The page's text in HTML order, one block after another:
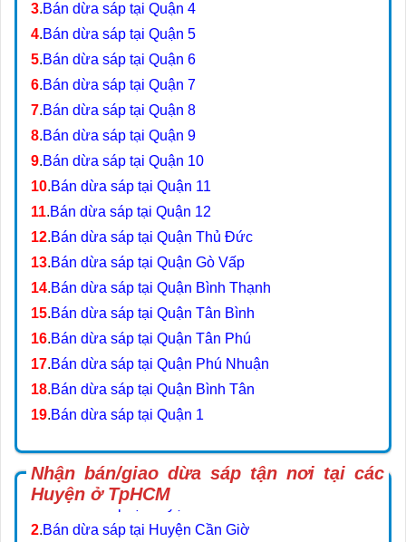
3.Bán dừa sáp tại Quận 4
4.Bán dừa sáp tại Quận 5
5.Bán dừa sáp tại Quận 6
6.Bán dừa sáp tại Quận 7
7.Bán dừa sáp tại Quận 8
8.Bán dừa sáp tại Quận 9
9.Bán dừa sáp tại Quận 10
10.Bán dừa sáp tại Quận 11
11.Bán dừa sáp tại Quận 12
12.Bán dừa sáp tại Quận Thủ Đức
13.Bán dừa sáp tại Quận Gò Vấp
14.Bán dừa sáp tại Quận Bình Thạnh
15.Bán dừa sáp tại Quận Tân Bình
16.Bán dừa sáp tại Quận Tân Phú
17.Bán dừa sáp tại Quận Phú Nhuận
18.Bán dừa sáp tại Quận Bình Tân
19.Bán dừa sáp tại Quận 1
Nhận bán/giao dừa sáp tận nơi tại các
Huyện ở TpHCM
1 .Bán dừa sáp tại Huyện Nhà Bè
2.Bán dừa sáp tại Huyện Cần Giờ